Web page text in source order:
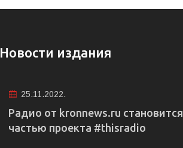
Новости издания
25.11.2022.
Радио от kronnews.ru становится
частью проекта #thisradio